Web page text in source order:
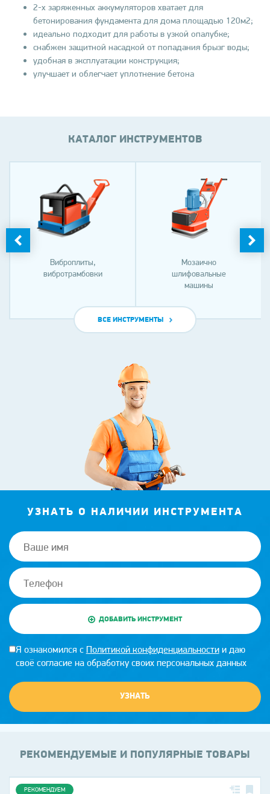
2-х заряженных аккумуляторов хватает для
бетонирования фундамента для дома площадью 120м2;
идеально подходит для работы в узкой опалубке;
снабжен защитной насадкой от попадания брызг воды;
удобная в эксплуатации конструкция;
улучшает и облегчает уплотнение бетона
КАТАЛОГ ИНСТРУМЕНТОВ
Виброплиты,
вибротрамбовки
Мозаично
шлифовальные
машины
ВСЕ ИНСТРУМЕНТЫ
УЗНАТЬ О НАЛИЧИИ ИНСТРУМЕНТА
ДОБАВИТЬ ИНСТРУМЕНТ
Я ознакомился с Политикой конфиденциальностии даю
своё согласие на обработку своих персональных данных
УЗНАТЬ
РЕКОМЕНДУЕМЫЕ И ПОПУЛЯРНЫЕ ТОВАРЫ
РЕКОМЕНДУЕМ